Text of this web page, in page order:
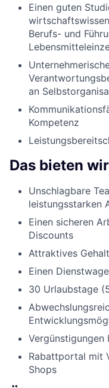
Einen guten
Berufs- und
an
Kompetenz
Das bieten
Unschlagbare
leistungsstarken
Einen sicheren
Discounts
Attraktives Gehalt
Einen
30 Urlaubstage
Vergünstigungen
Rabattportal mit
Shops